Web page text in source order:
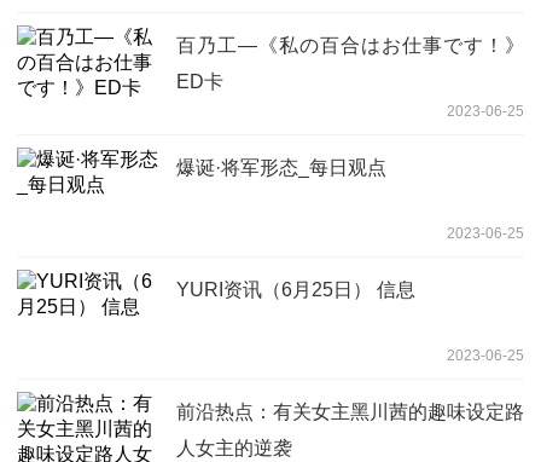
百乃工—《私の百合はお仕事です！》
ED卡
2023-06-25
爆诞·将军形态_每日观点
2023-06-25
YURI资讯（6月25日） 信息
2023-06-25
前沿热点：有关女主黑川茜的趣味设定路
人女主的逆袭